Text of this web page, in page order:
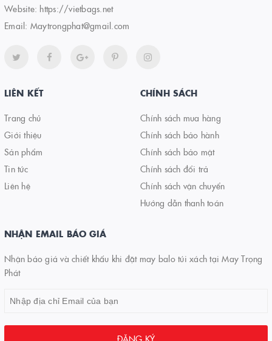
Website: https://vietbags.net
Email: Maytrongphat@gmail.com
LIÊN KẾT
Trang chủ
Giới thiệu
Sản phẩm
Tin tức
Liên hệ
CHÍNH SÁCH
Chính sách mua hàng
Chính sách bảo hành
Chính sách bảo mật
Chính sách đổi trả
Chính sách vận chuyển
Hướng dẫn thanh toán
NHẬN EMAIL BÁO GIÁ
Nhận báo giá và chiết khấu khi đặt may balo túi xách tại May Trọng
Phát
ĐĂNG KÝ